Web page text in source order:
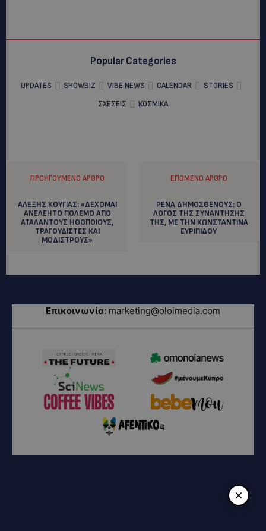
Popular Categories
UPDATES SHOWBIZ VIBE NEWS CALENDAR
STORIES
ΣΧΕΣΕΙΣ
ΚΟΣΜΙΚΑ
ΠΡΟΗΓΟΎΜΕΝΟ ΆΡΘΡΟ
ΑΛΕΞΗΣ ΚΟΥΓΙΑΣ: «ΔΕΧΟΜΑΙ
ΑΝΕΛΕΗΤΟ ΠΟΛΕΜΟ ΑΠΟ
ΑΤΑΛΑΝΤΟΥΣ ΗΘΟΠΟΙΟΥΣ,
ΤΡΑΓΟΥΔΙΣΤΕΣ ΚΑΙ
ΜΟΔΙΣΤΡΟΥΣ»
ΕΠΌΜΕΝΟ ΆΡΘΡΟ
ΡΕΝΑ ΔΗΜΟΣΘΕΝΟΥΣ: Ο
ΛΟΓΟΣ ΤΗΣ ΣΥΝΑΝΤΗΣΗΣ
ΤΗΣ, ΜΕ ΤΗΝ ΚΩΝΣΤΑΝΤΙΝΑ
ΕΥΡΙΠΙΔΟΥ
Επικοινωνία: marketing@oloimedia.com